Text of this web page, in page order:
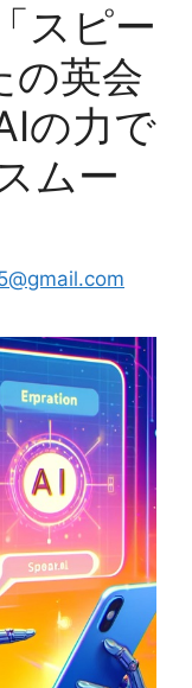
スピー
の英会
の力で
ムー